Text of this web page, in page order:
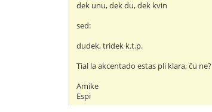
dek unu, dek du, dek kvin
sed:
dudek, tridek k.t.p.
Tial la akcentado estas pli klara, ĉu ne?
Amike
Espi